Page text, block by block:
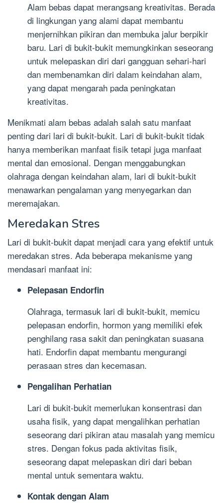
Alam bebas dapat merangsang kreativitas. Berada
di lingkungan yang alami dapat membantu
menjernihkan pikiran dan membuka jalur berpikir
baru. Lari di bukit-bukit memungkinkan seseorang
untuk melepaskan diri dari gangguan sehari-hari
dan membenamkan diri dalam keindahan alam,
yang dapat mengarah pada peningkatan
kreativitas.
Menikmati alam bebas adalah salah satu manfaat
penting dari lari di bukit-bukit. Lari di bukit-bukit tidak
hanya memberikan manfaat fisik tetapi juga manfaat
mental dan emosional. Dengan menggabungkan
olahraga dengan keindahan alam, lari di bukit-bukit
menawarkan pengalaman yang menyegarkan dan
meremajakan.
Meredakan Stres
Lari di bukit-bukit dapat menjadi cara yang efektif untuk
meredakan stres. Ada beberapa mekanisme yang
mendasari manfaat ini:
Pelepasan Endorfin
Olahraga, termasuk lari di bukit-bukit, memicu
pelepasan endorfin, hormon yang memiliki efek
penghilang rasa sakit dan peningkatan suasana
hati. Endorfin dapat membantu mengurangi
perasaan stres dan kecemasan.
Pengalihan Perhatian
Lari di bukit-bukit memerlukan konsentrasi dan
usaha fisik, yang dapat mengalihkan perhatian
seseorang dari pikiran atau masalah yang memicu
stres. Dengan fokus pada aktivitas fisik,
seseorang dapat melepaskan diri dari beban
mental untuk sementara waktu.
Kontak dengan Alam